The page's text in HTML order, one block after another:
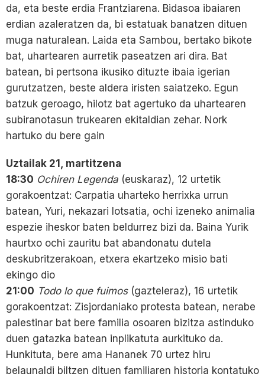
da, eta beste erdia Frantziarena. Bidasoa ibaiaren
erdian azaleratzen da, bi estatuak banatzen dituen
muga naturalean. Laida eta Sambou, bertako bikote
bat, uhartearen aurretik paseatzen ari dira. Bat
batean, bi pertsona ikusiko dituzte ibaia igerian
gurutzatzen, beste aldera iristen saiatzeko. Egun
batzuk geroago, hilotz bat agertuko da uhartearen
subiranotasun trukearen ekitaldian zehar. Nork
hartuko du bere gain
Uztailak 21, martitzena
18:30 Ochiren Legenda (euskaraz), 12 urtetik
gorakoentzat: Carpatia uharteko herrixka urrun
batean, Yuri, nekazari lotsatia, ochi izeneko animalia
espezie iheskor baten beldurrez bizi da. Baina Yurik
haurtxo ochi zauritu bat abandonatu dutela
deskubritzerakoan, etxera ekartzeko misio bati
ekingo dio
21:00 Todo lo que fuimos(gazteleraz), 16 urtetik
gorakoentzat: Zisjordaniako protesta batean, nerabe
palestinar bat bere familia osoaren bizitza astinduko
duen gatazka batean inplikatuta aurkituko da.
Hunkituta, bere ama Hananek 70 urtez hiru
belaunaldi biltzen dituen familiaren historia kontatuko